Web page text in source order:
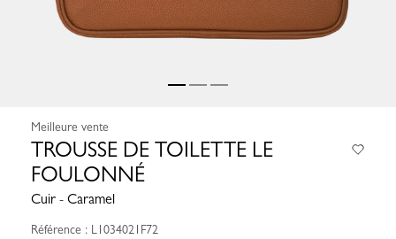
Meilleure vente
TROUSSE DE TOILETTE LE
FOULONNÉ
Cuir - Caramel
Référence : L1034021F72